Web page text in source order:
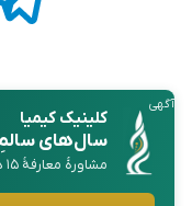
آگهی
کلینیک کیمیا
سال‌های
مشاورهٔ معارفهٔ ۱۵ دقیقه‌ای رایگان، آنلاین